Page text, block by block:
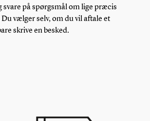
svare på spørgsmål om lige præcis
vælger selv, om du vil aftale et
skrive en besked.